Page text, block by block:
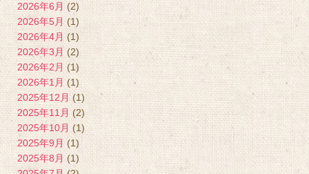
2026年6月 (2)
2026年5月 (1)
2026年4月 (1)
2026年3月 (2)
2026年2月 (1)
2026年1月 (1)
2025年12月 (1)
2025年11月 (2)
2025年10月 (1)
2025年9月 (1)
2025年8月 (1)